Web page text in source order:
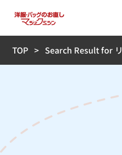
TOP Search Result for